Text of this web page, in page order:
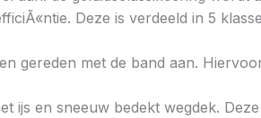
Deze is verdeeld in 5
gereden met de band aan.
en sneeuw bedekt wegdek.